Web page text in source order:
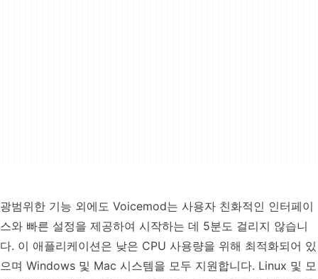
광범위한 기능 외에도 Voicemod는 사용자 친화적인 인터페이
스와 빠른 설정을 제공하여 시작하는 데 5분도 걸리지 않습니
다. 이 애플리케이션은 낮은 CPU 사용량을 위해 최적화되어 있
으며 Windows 및 Mac 시스템을 모두 지원합니다. Linux 및 모